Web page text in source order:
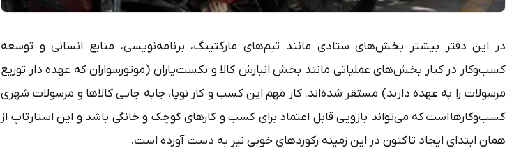
در این دفتر بیشتر بخش‌های ستادی مانند تیم‌های مارکتینگ، برنامه‌نویسی، منابع انسانی و توسعه
کسب‌وکار در کنار بخش‌های عملیاتی مانند بخش انبارش کالا و ‌نکست‌یاران (موتورسواران که عهده دار توزیع
مرسولات را به عهده دارند) مستقر شده‌اند. کار مهم این کسب و کار نوپا، جابه جایی کالاها و مرسولات شهری
کسب‌وکارها است که می‌تواند بازویی قابل اعتماد برای کسب و کارهای کوچک و خانگی باشد و این استارتاپ از
همان ابتدای ایجاد تاکنون در این زمینه رکوردهای خوبی نیز به دست آورده است.